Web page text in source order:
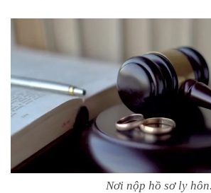
Nơi nộp hồ sơ ly hôn.